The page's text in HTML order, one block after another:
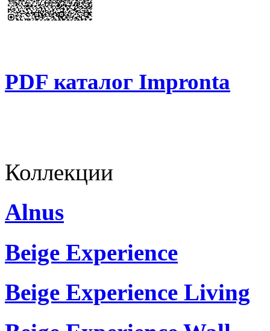
PDF каталог Impronta
Коллекции
Alnus
Beige Experience
Beige Experience Living